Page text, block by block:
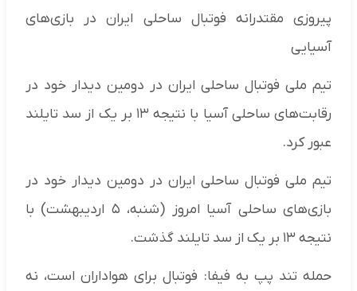
پیروزی مقتدرانه فوتبال ساحلی ایران در بازی‌های
آسیایی
تیم ملی فوتبال ساحلی ایران در دومین دیدار خود در
رقابت‌های ساحلی آسیا با نتیجه ۱۳ بر یک از سد تایلند
عبور کرد.
تیم ملی فوتبال ساحلی ایران در دومین دیدار خود در
بازی‌های ساحلی آسیا امروز (شنبه، ۵ اردیبهشت) با
نتیجه ۱۳ بر یک از سد تایلند گذشت.
حمله تند پپ به فیفا: فوتبال برای هواداران است، نه